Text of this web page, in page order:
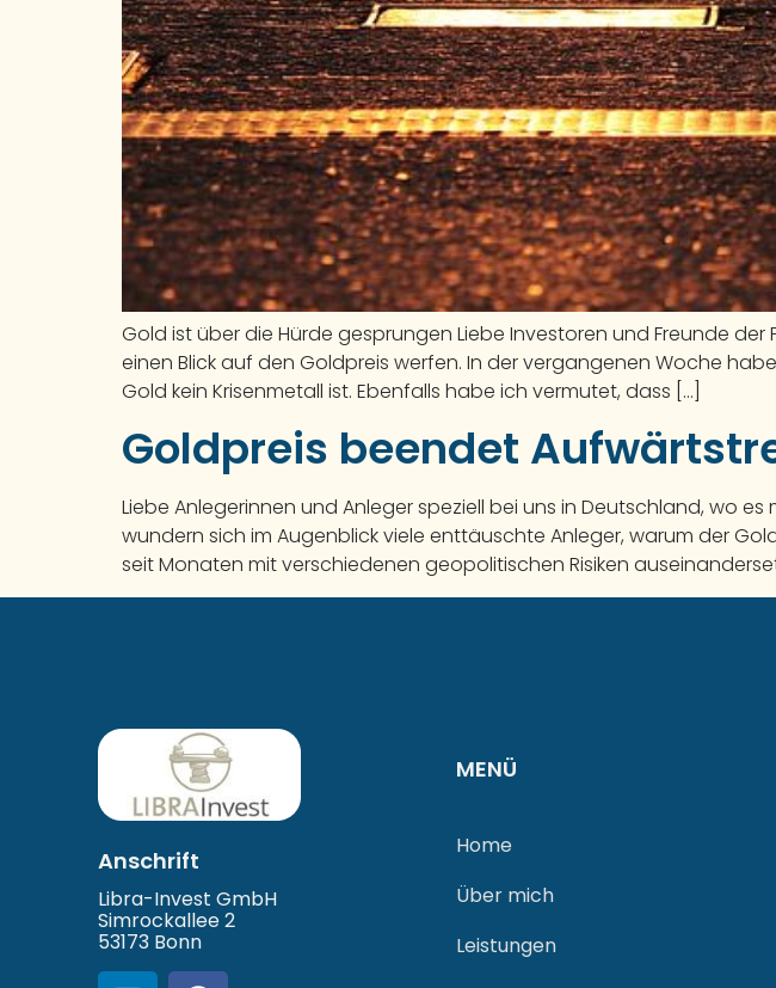
Gold ist über die Hürde gesprungen Liebe Investoren und Freunde
einen Blick auf den Goldpreis werfen. In der vergangenen Woche
Gold kein Krisenmetall ist. Ebenfalls habe ich vermutet, dass […]
Goldpreis beendet
Liebe Anlegerinnen und Anleger speziell bei uns in Deutschland, wo
wundern sich im Augenblick viele enttäuschte Anleger, warum der
seit Monaten mit verschiedenen geopolitischen Risiken
Anschrift
Libra-Invest GmbH
Simrockallee 2
53173 Bonn
MENÜ
Home
Über mich
Leistungen